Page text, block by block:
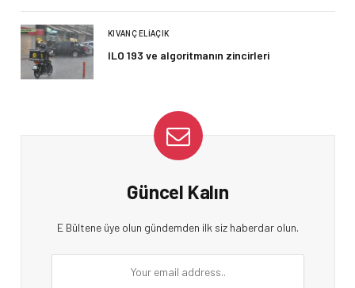
KIVANÇ ELIAÇIK
ILO 193 ve algoritmanın zincirleri
Güncel Kalın
E Bültene üye olun gündemden ilk siz haberdar olun.